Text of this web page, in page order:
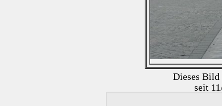
Dieses Bild
seit